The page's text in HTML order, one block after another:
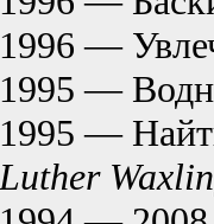
1996 —
1995 —
1995 —
Luther